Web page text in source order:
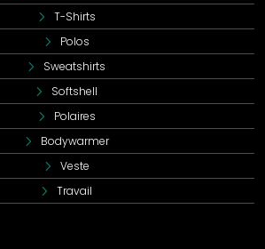
T-Shirts
Polos
Sweatshirts
Softshell
Polaires
Bodywarmer
Veste
Travail